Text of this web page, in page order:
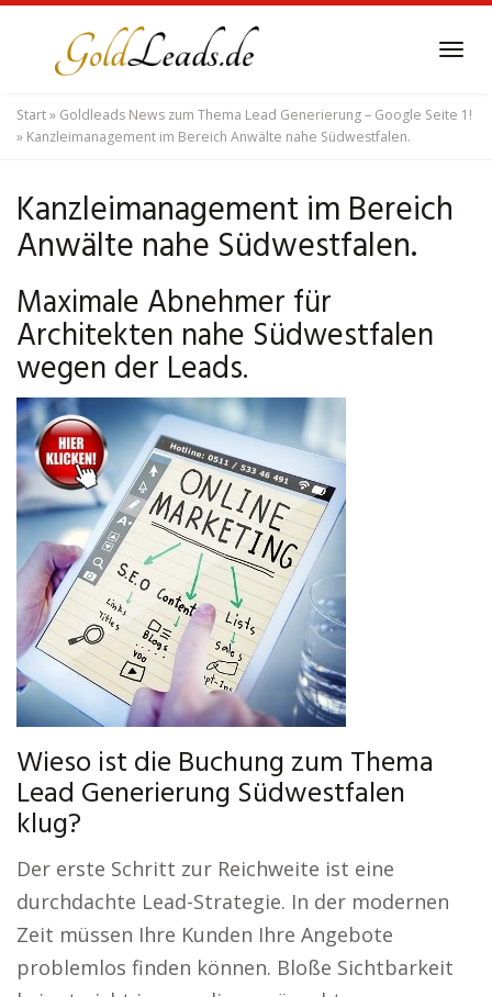
content
Start» Goldleads News zum Thema Lead Generierung – Google Seite 1!
» Kanzleimanagement im Bereich Anwälte nahe Südwestfalen.
Kanzleimanagement im Bereich
Anwälte nahe Südwestfalen.
Maximale Abnehmer für
Architekten nahe Südwestfalen
wegen der Leads.
Wieso ist die Buchung zum Thema
Lead Generierung Südwestfalen
klug?
Der erste Schritt zur Reichweite ist eine
durchdachte Lead-Strategie. In der modernen
Zeit müssen Ihre Kunden Ihre Angebote
problemlos finden können. Bloße Sichtbarkeit